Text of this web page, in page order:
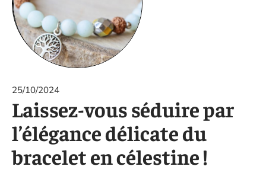
25/10/2024
Laissez-vous séduire par
l’élégance délicate du
bracelet en célestine !